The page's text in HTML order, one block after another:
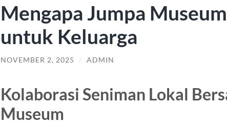
Mengapa Jumpa
untuk Keluarga
NOVEMBER 2, 2025 / ADMIN
Kolaborasi Seniman Lokal
Museum